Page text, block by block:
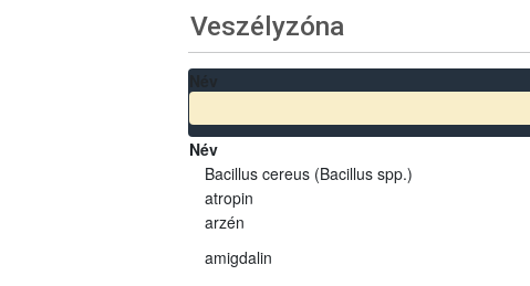
Veszélyzóna
Név
Bacillus cereus (Bacillus spp.)
atropin
arzén
amigdalin